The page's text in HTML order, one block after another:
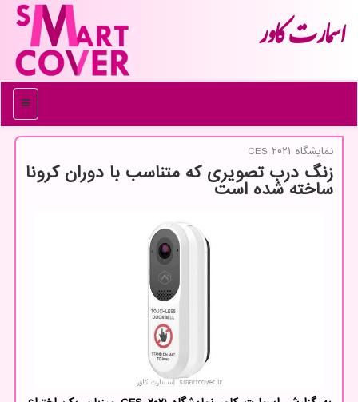
اسمارت كاور
منو
نمایشگاه CES ۲۰۲۱
زنگ درب تصویری كه متناسب با دوران كرونا
ساخته شده است